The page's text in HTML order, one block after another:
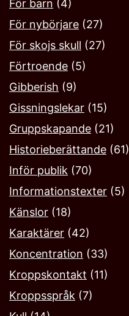
För barn (4)
För nybörjare (27)
För skojs skull (27)
Förtroende (5)
Gibberish (9)
Gissningslekar (15)
Gruppskapande (21)
Historieberättande (61)
Inför publik (70)
Informationstexter (5)
Känslor (18)
Karaktärer (42)
Koncentration (33)
Kroppskontakt (11)
Kroppsspråk (7)